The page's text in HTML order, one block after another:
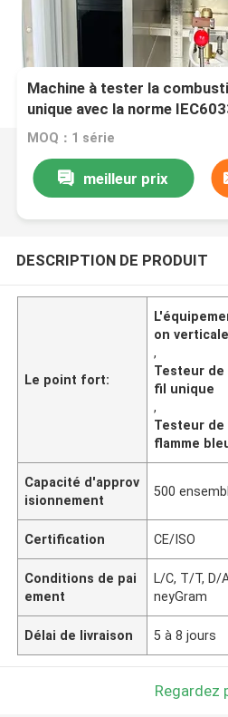
Machine à tester la
unique avec la norme
Height 46~78mm
MOQ：1 série
meilleur prix
DESCRIPTION DE PRODUIT
Le point fort:
on
,
Testeur de
fil unique
,
Testeur de
flamme
Capacité d'approv
isionnement
500
Certification CE/ISO
Conditions de pai
ement
L/C, T/T, D/
neyGram
Délai de livraison 5 à 8 jours
Regardez